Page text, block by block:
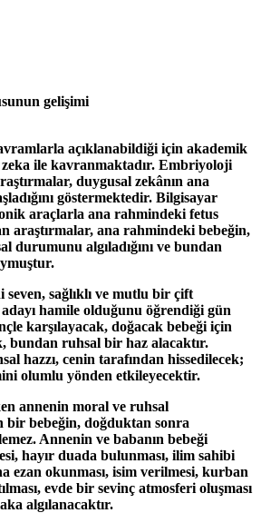
gelişimi
açıklanabildiği için akademik
ile kavranmaktadır. Embriyoloji
duygusal zekânın ana
göstermektedir. Bilgisayar
araçlarla ana rahmindeki fetus
araştırmalar, ana rahmindeki bebeğin,
durumunu algıladığını ve bundan
sağlıklı ve mutlu bir çift
hamile olduğunu öğrendiği gün
karşılayacak, doğacak bebeği için
bundan ruhsal bir haz alacaktır.
hazzı, cenin tarafından hissedilecek;
olumlu yönden etkileyecektir.
annenin moral ve ruhsal
bir bebeğin, doğduktan sonra
Annenin ve babanın bebeği
hayır duada bulunması, ilim sahibi
ezan okunması, isim verilmesi, kurban
evde bir sevinç atmosferi oluşması
algılanacaktır.